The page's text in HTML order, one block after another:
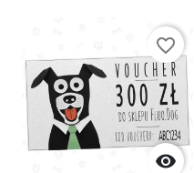

favorite_border